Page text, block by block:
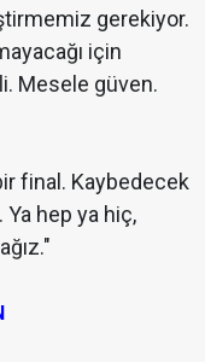
gerekiyor.
için
Mesele güven.
final. Kaybedecek
Ya hep ya hiç,